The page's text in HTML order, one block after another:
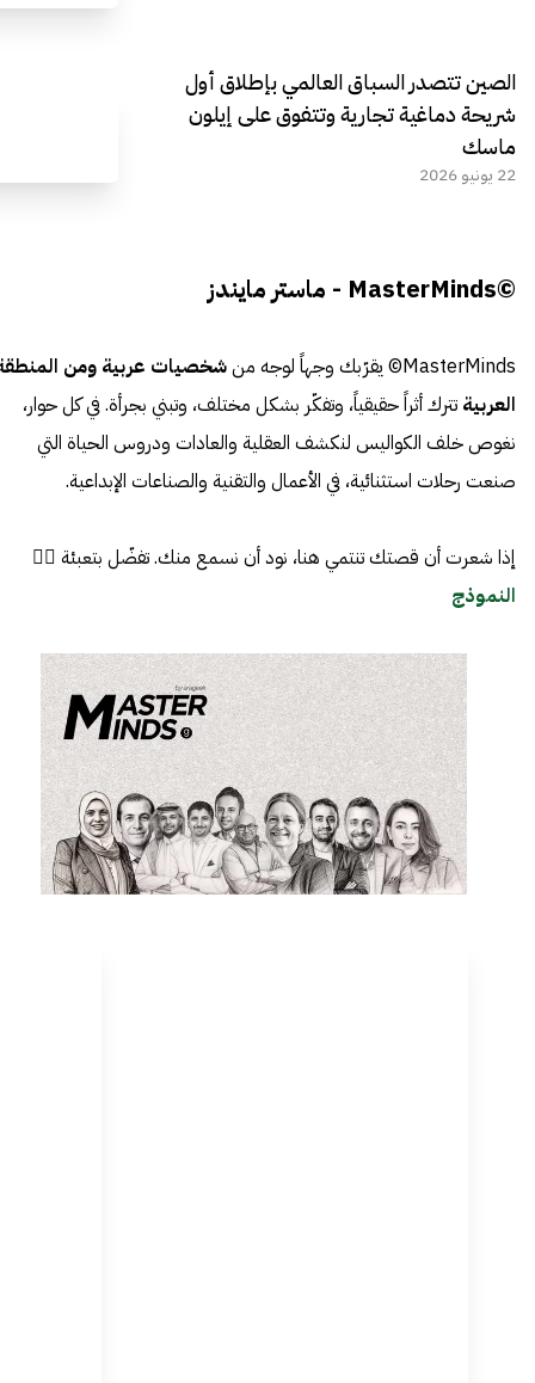
الصين تتصدر السباق العالمي بإطلاق أول
شريحة دماغية تجارية وتتفوق على إيلون
ماسك
22 يونيو 2026
©MasterMinds - ماستر مايندز
MasterMinds© يقرّبك وجهاً لوجه من
شخصيات عربية ومن
العربية تترك أثراً حقيقياً، وتفكّر بشكل مختلف، وتبني بجرأة. في كل حوار،
نغوص خلف الكواليس لنكشف العقلية والعادات ودروس الحياة التي
صنعت رحلات استثنائية، في الأعمال والتقنية والصناعات الإبداعية.
إذا شعرت أن قصتك تنتمي هنا، نود أن نسمع منك. تفضّل بتعبئة 👈🏼
النموذج